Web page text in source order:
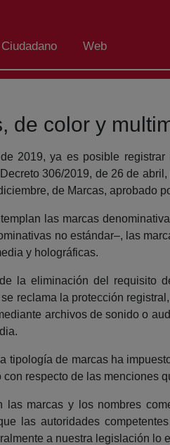
Web
de color y
2019, ya es posible
306/2019, de 26 de
de Marcas, aprobado
las marcas
no estándar–, las
y holográficas.
la eliminación del requisito
reclama la protección
archivos de sonido o
de marcas ha
respecto de las menciones
marcas y los nombres
las autoridades
a nuestra legislación